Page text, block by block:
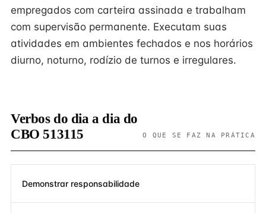
empregados com carteira assinada e trabalham
com supervisão permanente. Executam suas
atividades em ambientes fechados e nos horários
diurno, noturno, rodízio de turnos e irregulares.
Verbos do dia a dia do
CBO 513115
O QUE SE FAZ NA PRÁTICA
Demonstrar responsabilidade